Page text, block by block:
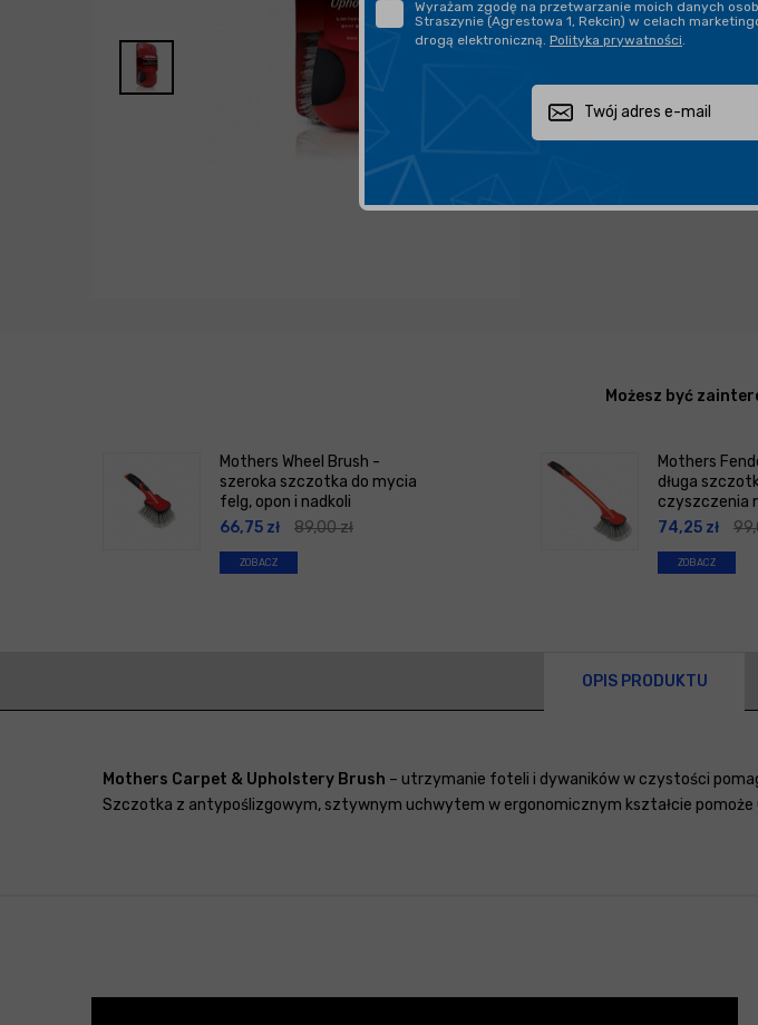
PROFESJONALNE
Możesz być
Mothers Wheel Brush -
szeroka szczotka do mycia
felg, opon i nadkoli
66,75 zł 89,00zł
ZOBACZ
Mothers
długa
czyszczenia
74,25 zł
ZOBACZ
OPIS PRODUKTU
Mothers Carpet & Upholstery Brush – utrzymanie foteli i dywaników w czystości
Szczotka z antypoślizgowym, sztywnym uchwytem w ergonomicznym kształcie
Wyrażam zgodę na przetwarzanie moich danych
Straszynie (Agrestowa 1, Rekcin) w celach
drogą elektroniczną. Polityka prywatności